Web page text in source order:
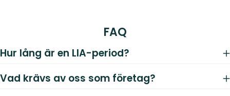
FAQ
Hur lång är en LIA-period?
Vad krävs av oss som företag?